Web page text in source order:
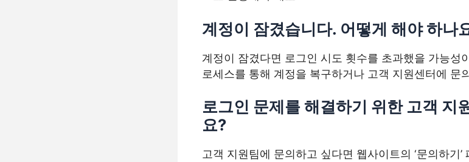
계정이 잠겼습니다. 어떻게 해야 하나
계정이 잠겼다면 로그인 시도 횟수를 초과했을 가능성
로세스를 통해 계정을 복구하거나 고객 지원센터에 문
로그인 문제를 해결하기 위한 고객 지
요?
고객 지원팀에 문의하고 싶다면 웹사이트의 ‘문의하기